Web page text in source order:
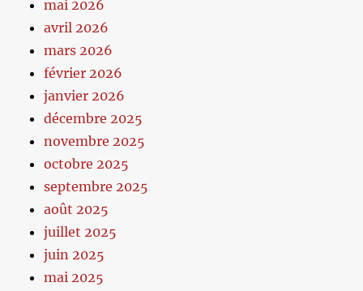
mai 2026
avril 2026
mars 2026
février 2026
janvier 2026
décembre 2025
novembre 2025
octobre 2025
septembre 2025
août 2025
juillet 2025
juin 2025
mai 2025